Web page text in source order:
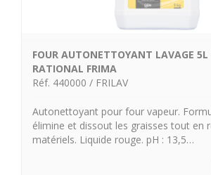
FOUR AUTONETTOYANT LAVAGE 5L
RATIONAL FRIMA
Réf. 440000 / FRILAV
Autonettoyant pour four vapeur.
élimine et dissout les graisses tout en
matériels. Liquide rouge. pH : 13,5…